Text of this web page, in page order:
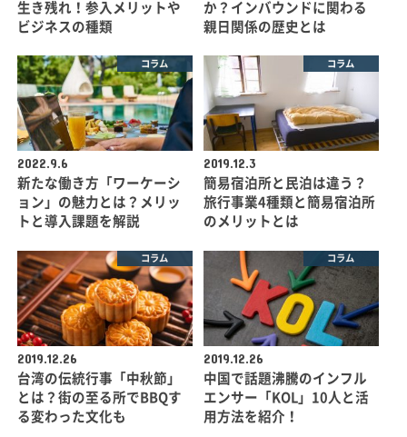
生き残れ！参入メリットや
ビジネスの種類
か？インバウンドに関わる
親日関係の歴史とは
コラム
2022.9.6
新たな働き方「ワーケーシ
ョン」の魅力とは？メリッ
トと導入課題を解説
コラム
2019.12.3
簡易宿泊所と民泊は違う？
旅行事業4種類と簡易宿泊所
のメリットとは
コラム
2019.12.26
台湾の伝統行事「中秋節」
とは？街の至る所でBBQす
る変わった文化も
コラム
2019.12.26
中国で話題沸騰のインフル
エンサー「KOL」10人と活
用方法を紹介！